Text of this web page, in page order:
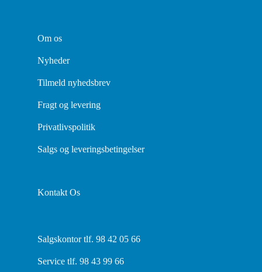
Om os
Nyheder
Tilmeld nyhedsbrev
Fragt og levering
Privatlivspolitik
Salgs og leveringsbetingelser
Kontakt Os
Salgskontor tlf. 98 42 05 66
Service tlf. 98 43 99 66